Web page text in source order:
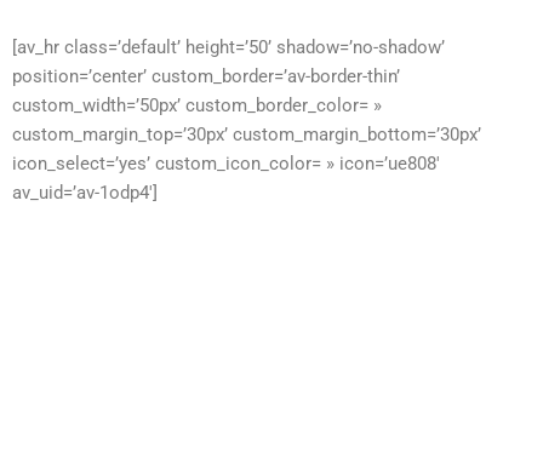
[av_hr class=’default’ height=’50’ shadow=’no-shadow’
position=’center’ custom_border=’av-border-thin’
custom_width=’50px’ custom_border_color= »
custom_margin_top=’30px’ custom_margin_bottom=’30px’
icon_select=’yes’ custom_icon_color= » icon=’ue808′
av_uid=’av-1odp4′]